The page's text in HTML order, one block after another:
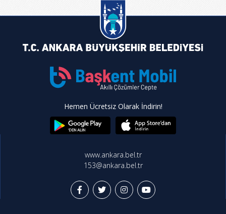
Hemen Ücretsiz Olarak İndirin!
www.ankara.bel.tr
153@ankara.bel.tr